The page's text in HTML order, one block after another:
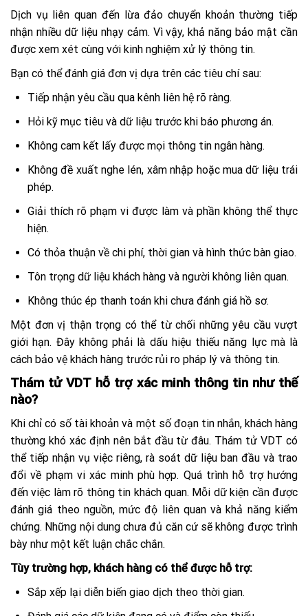
Dịch vụ liên quan đến lừa đảo chuyển khoản thường tiếp
nhận nhiều dữ liệu nhạy cảm. Vì vậy, khả năng bảo mật cần
được xem xét cùng với kinh nghiệm xử lý thông tin.
Bạn có thể đánh giá đơn vị dựa trên các tiêu chí sau:
Tiếp nhận yêu cầu qua kênh liên hệ rõ ràng.
Hỏi kỹ mục tiêu và dữ liệu trước khi báo phương án.
Không cam kết lấy được mọi thông tin ngân hàng.
Không đề xuất nghe lén, xâm nhập hoặc mua dữ liệu trái
phép.
Giải thích rõ phạm vi được làm và phần không thể thực
hiện.
Có thỏa thuận về chi phí, thời gian và hình thức bàn giao.
Tôn trọng dữ liệu khách hàng và người không liên quan.
Không thúc ép thanh toán khi chưa đánh giá hồ sơ.
Một đơn vị thận trọng có thể từ chối những yêu cầu vượt
giới hạn. Đây không phải là dấu hiệu thiếu năng lực mà là
cách bảo vệ khách hàng trước rủi ro pháp lý và thông tin.
Thám tử VDT hỗ trợ xác minh thông tin như thế
nào?
Khi chỉ có số tài khoản và một số đoạn tin nhắn, khách hàng
thường khó xác định nên bắt đầu từ đâu. Thám tử VDT có
thể tiếp nhận vụ việc riêng, rà soát dữ liệu ban đầu và trao
đổi về phạm vi xác minh phù hợp. Quá trình hỗ trợ hướng
đến việc làm rõ thông tin khách quan. Mỗi dữ kiện cần được
đánh giá theo nguồn, mức độ liên quan và khả năng kiểm
chứng. Những nội dung chưa đủ căn cứ sẽ không được trình
bày như một kết luận chắc chắn.
Tùy trường hợp, khách hàng có thể được hỗ trợ:
Sắp xếp lại diễn biến giao dịch theo thời gian.